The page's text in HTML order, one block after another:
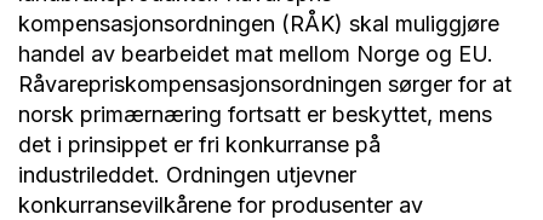
kompensasjonsordningen (RÅK) skal muliggjøre
handel av bearbeidet mat mellom Norge og EU.
Råvarepriskompensasjonsordningen sørger for at
norsk primærnæring fortsatt er beskyttet, mens
det i prinsippet er fri konkurranse på
industrileddet. Ordningen utjevner
konkurransevilkårene for produsenter av